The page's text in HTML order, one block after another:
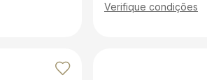
Verifique condições